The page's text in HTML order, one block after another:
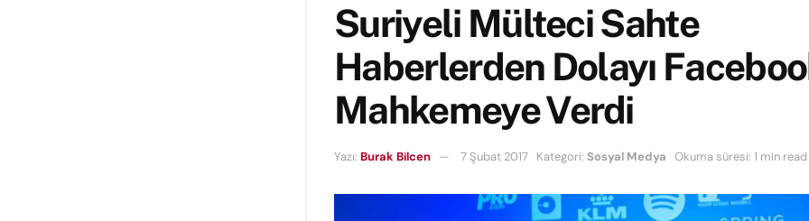
Suriyeli Mülteci Sahte
Haberlerden Dolayı
Mahkemeye Verdi
Yazı: Burak Bilcen 7 Şubat 2017 Kategori: Sosyal Medya Okuma süresi: 1 min read